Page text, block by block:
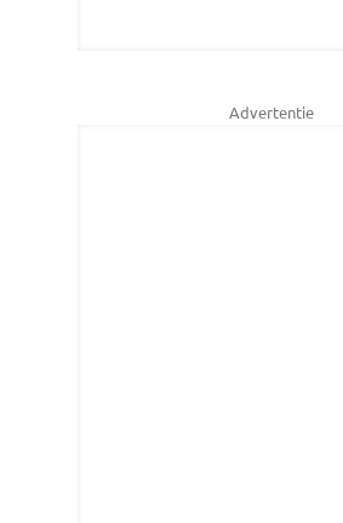
Advertentie